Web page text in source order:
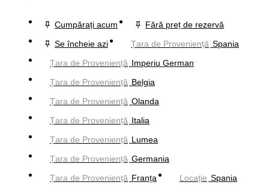
Cumpărați acum
Fără preț de rezervă
Se încheie azi
Țara de Proveniență Spania
Țara de Proveniență Imperiu German
Țara de Proveniență Belgia
Țara de Proveniență Olanda
Țara de Proveniență Italia
Țara de Proveniență Lumea
Țara de Proveniență Germania
Țara de Proveniență Franța Locație Spania